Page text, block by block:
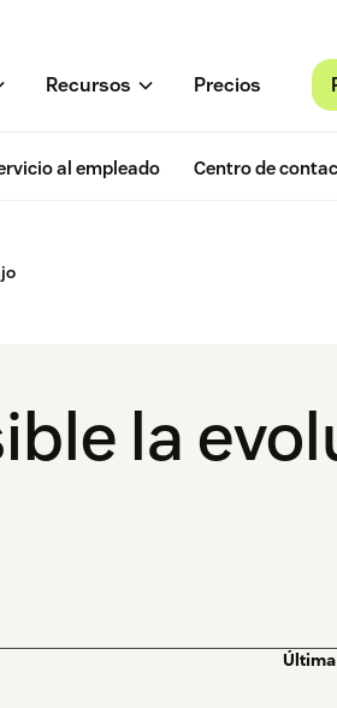
Recursos Precios
al empleado Centro de
la